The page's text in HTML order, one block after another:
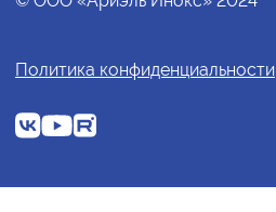
Политика конфиденциальности